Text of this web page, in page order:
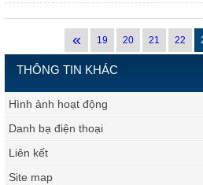
« 19 20 21 22
THÔNG TIN KHÁC
Hình ảnh hoạt động
Danh bạ điện thoại
Liên kết
Site map